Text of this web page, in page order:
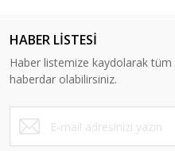
HABER LİSTESİ
Haber listemize kaydolarak
haberdar olabilirsiniz.